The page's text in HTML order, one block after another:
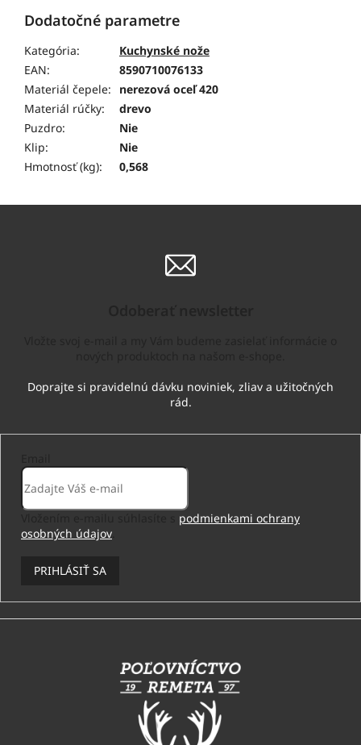
Dodatočné parametre
Kategória:
Kuchynské nože
EAN:
8590710076133
Materiál čepele:
nerezová oceľ 420
Materiál rúčky:
drevo
Puzdro:
Nie
Klip:
Nie
Hmotnosť (kg): 0,568
podmienkami ochrany
osobných údajov
PRIHLÁSIŤ SA
Z